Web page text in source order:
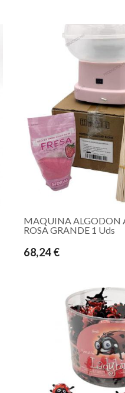
MAQUINA ALGODON
ROSA GRANDE 1 Uds
68,24 €